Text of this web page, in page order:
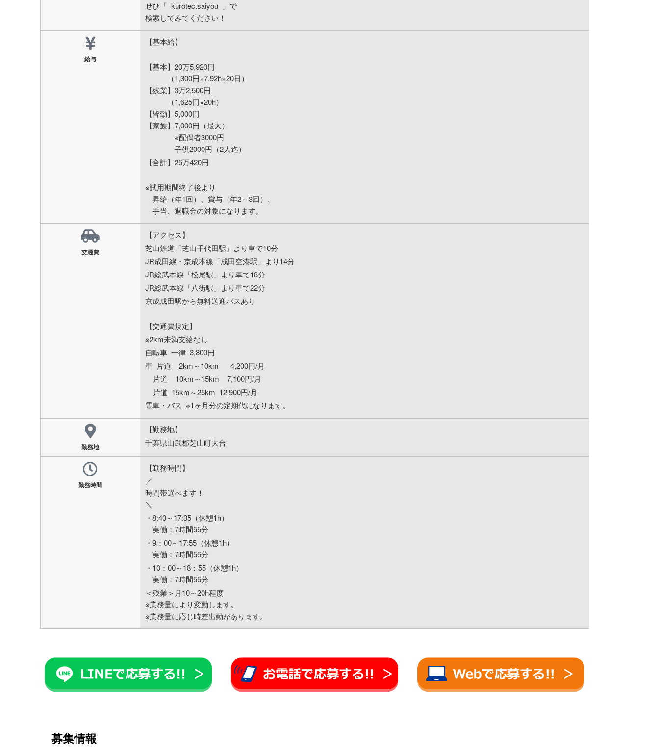
ぜひ「 kurotec.saiyou 」で
検索してみてください！
給与
【基本給】
【基本】20万5,920円
（1,300円×7.92h×20日）
【残業】3万2,500円
（1,625円×20h）
【皆勤】5,000円
【家族】7,000円（最大）
※配偶者3000円
子供2000円（2人迄）
【合計】25万420円
※試用期間終了後より
昇給（年1回）、賞与（年2～3回）、
手当、退職金の対象になります。
交通費
【アクセス】
芝山鉄道「芝山千代田駅」より車で10分
JR成田線・京成本線「成田空港駅」より14分
JR総武本線「松尾駅」より車で18分
JR総武本線「八街駅」より車で22分
京成成田駅から無料送迎バスあり
【交通費規定】
※2km未満支給なし
自転車 一律 3,800円
車 片道 2km～10km 4,200円/月
片道 10km～15km 7,100円/月
片道 15km～25km 12,900円/月
電車・バス ※1ヶ月分の定期代になります。
勤務地
【勤務地】
千葉県山武郡芝山町大台
勤務時間
【勤務時間】
／
時間帯選べます！
＼
・8:40～17:35（休憩1h）
実働：7時間55分
・9：00～17:55（休憩1h）
実働：7時間55分
・10：00～18：55（休憩1h）
実働：7時間55分
＜残業＞月10～20h程度
※業務量により変動します。
※業務量に応じ時差出勤があります。
募集情報